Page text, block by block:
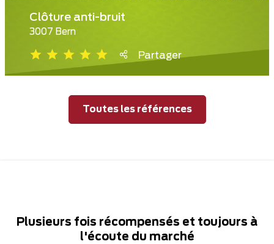
Clôture anti-bruit
3007 Bern
Partager
Toutes les références
Plusieurs fois récompensés et toujours à
l'écoute du marché